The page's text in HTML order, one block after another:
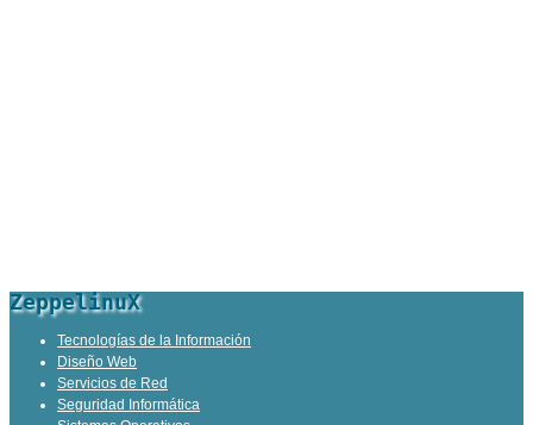
ZeppelinuX
Tecnologías de la Información
Diseño Web
Servicios de Red
Seguridad Informática